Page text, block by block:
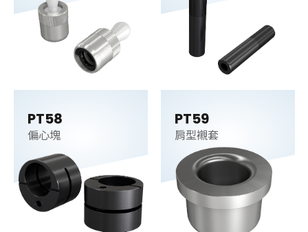
PT58
偏心塊
PT59
肩型襯套